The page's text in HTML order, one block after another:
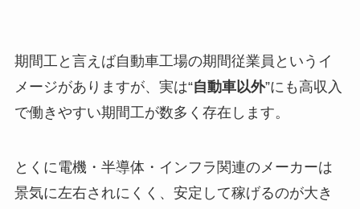
期間工と言えば自動車工場の期間従業員というイ
メージがありますが、実は“自動車以外”にも高収入
で働きやすい期間工が数多く存在します。
とくに電機・半導体・インフラ関連のメーカーは
景気に左右されにくく、安定して稼げるのが大き